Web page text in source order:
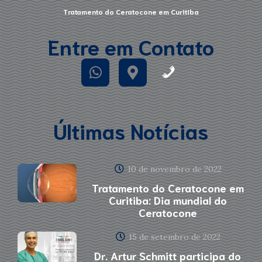
Tratamento do Ceratocone em Curitiba
Entre em Contato
Últimas Notícias
10 de novembro de 2022
Tratamento do Ceratocone em
Curitiba: Dia mundial do
Ceratocone
15 de setembro de 2022
Dr. Artur Schmitt participa do